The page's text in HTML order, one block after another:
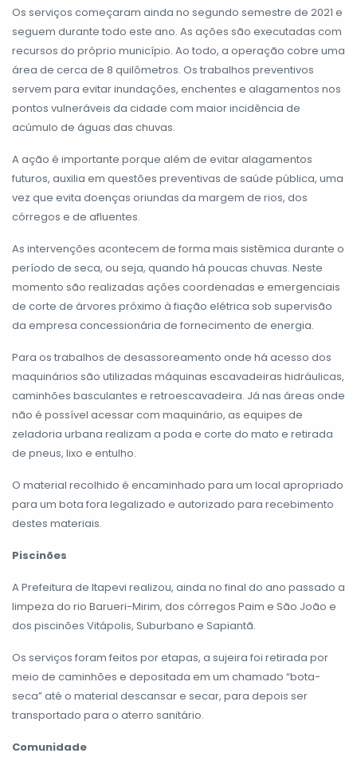
Os serviços começaram ainda no segundo semestre de 2021 e
seguem durante todo este ano. As ações são executadas com
recursos do próprio município. Ao todo, a operação cobre uma
área de cerca de 8 quilômetros. Os trabalhos preventivos
servem para evitar inundações, enchentes e alagamentos nos
pontos vulneráveis da cidade com maior incidência de
acúmulo de águas das chuvas.
A ação é importante porque além de evitar alagamentos
futuros, auxilia em questões preventivas de saúde pública, uma
vez que evita doenças oriundas da margem de rios, dos
córregos e de afluentes.
As intervenções acontecem de forma mais sistêmica durante o
período de seca, ou seja, quando há poucas chuvas. Neste
momento são realizadas ações coordenadas e emergenciais
de corte de árvores próximo à fiação elétrica sob supervisão
da empresa concessionária de fornecimento de energia.
Para os trabalhos de desassoreamento onde há acesso dos
maquinários são utilizadas máquinas escavadeiras hidráulicas,
caminhões basculantes e retroescavadeira. Já nas áreas onde
não é possível acessar com maquinário, as equipes de
zeladoria urbana realizam a poda e corte do mato e retirada
de pneus, lixo e entulho.
O material recolhido é encaminhado para um local apropriado
para um bota fora legalizado e autorizado para recebimento
destes materiais.
Piscinões
A Prefeitura de Itapevi realizou, ainda no final do ano passado a
limpeza do rio Barueri-Mirim, dos córregos Paim e São João e
dos piscinões Vitápolis, Suburbano e Sapiantã.
Os serviços foram feitos por etapas, a sujeira foi retirada por
meio de caminhões e depositada em um chamado “bota-
seca” até o material descansar e secar, para depois ser
transportado para o aterro sanitário.
Comunidade